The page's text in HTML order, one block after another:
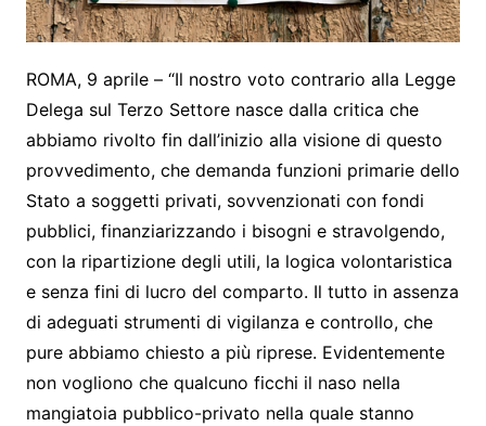
ROMA, 9 aprile – “Il nostro voto contrario alla Legge
Delega sul Terzo Settore nasce dalla critica che
abbiamo rivolto fin dall’inizio alla visione di questo
provvedimento, che demanda funzioni primarie dello
Stato a soggetti privati, sovvenzionati con fondi
pubblici, finanziarizzando i bisogni e stravolgendo,
con la ripartizione degli utili, la logica volontaristica
e senza fini di lucro del comparto. Il tutto in assenza
di adeguati strumenti di vigilanza e controllo, che
pure abbiamo chiesto a più riprese. Evidentemente
non vogliono che qualcuno ficchi il naso nella
mangiatoia pubblico-privato nella quale stanno